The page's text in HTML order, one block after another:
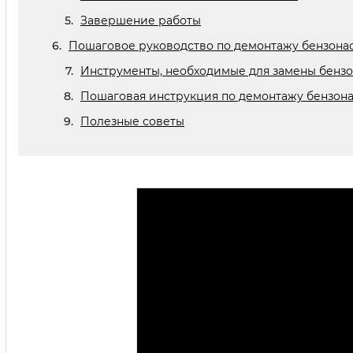
Завершение работы
Пошаговое руководство по демонтажу
Инструменты, необходимые для замены
Пошаговая инструкция по демонтажу
Полезные советы